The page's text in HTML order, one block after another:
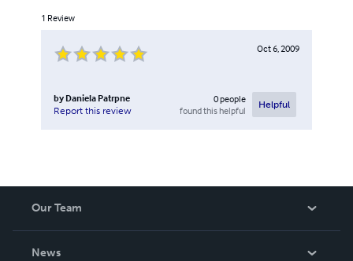
1 Review
Oct 6, 2009
by Daniela Patrpne
Report this review
0people
found this helpful
Helpful
Our Team
News